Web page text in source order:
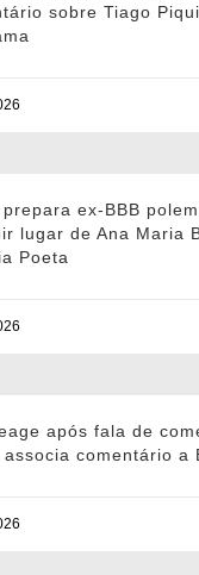
sobre Tiago
ex-BBB
lugar de Ana Maria
Poeta
após fala de
associa comentário a